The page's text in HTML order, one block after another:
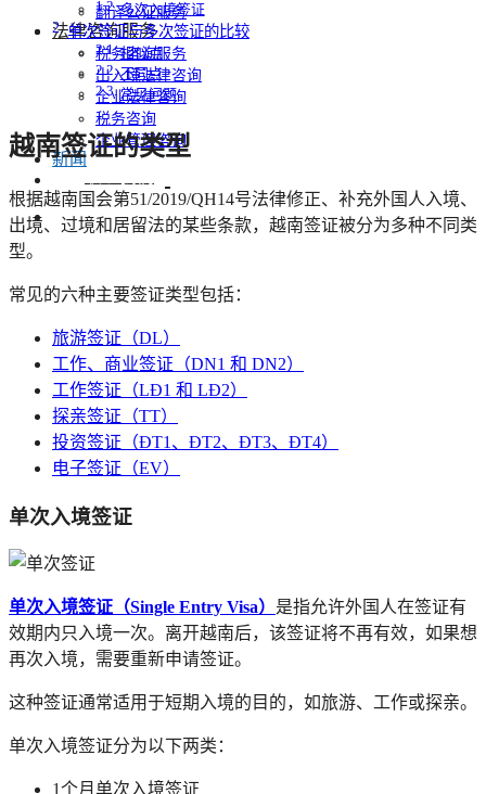
翻译公证服务
法律咨询服务
税务咨询服务
出入境法律咨询
企业法律咨询
税务咨询
企业管理咨询
新闻
多次入境签证
单次签证与多次签证的比较
相似点
不同点
常见问题
越南签证的类型
根据越南国会第51/2019/QH14号法律修正、补充外国人入境、
出境、过境和居留法的某些条款，越南签证被分为多种不同类
型。
常见的六种主要签证类型包括：
旅游签证（DL）
工作、商业签证（DN1 和 DN2）
工作签证（LĐ1 和 LĐ2）
探亲签证（TT）
投资签证（ĐT1、ĐT2、ĐT3、ĐT4）
电子签证（EV）
单次入境签证
单次入境签证（Single Entry Visa） 是指允许外国人在签证有
效期内只入境一次。离开越南后，该签证将不再有效，如果想
再次入境，需要重新申请签证。
这种签证通常适用于短期入境的目的，如旅游、工作或探亲。
单次入境签证分为以下两类：
1个月单次入境签证